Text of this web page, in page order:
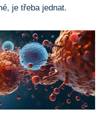
je třeba jednat.